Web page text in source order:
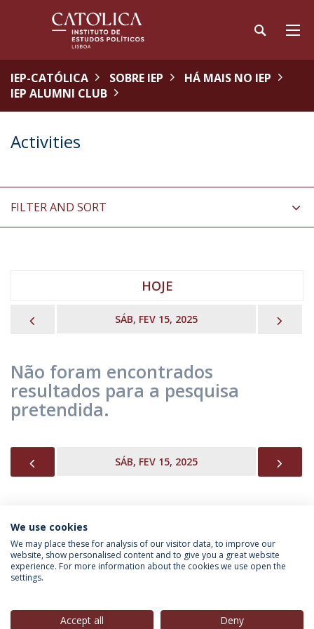
IEP-CATÓLICA SOBRE IEP
HÁ MAIS NO IEP
IEP ALUMNI CLUB
Activities
FILTER AND SORT
HOJE
SÁB, FEV 15, 2025
Não foram encontrados
resultados para a pesquisa
pretendida.
SÁB, FEV 15, 2025
INFORMAÇÃO PARA
We use cookies
We may place these for analysis of our visitor data, to improve our
website, show personalised content and to give you a great website
experience. For more information about the cookies we use open the
settings.
Accept all Deny